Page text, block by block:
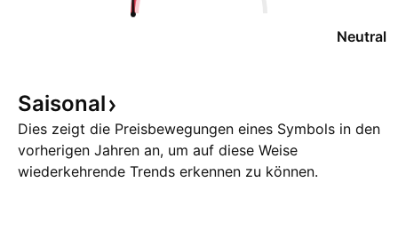
Neutral
Saisonal
Dies zeigt die Preisbewegungen eines Symbols in den
vorherigen Jahren an, um auf diese Weise
wiederkehrende Trends erkennen zu können.